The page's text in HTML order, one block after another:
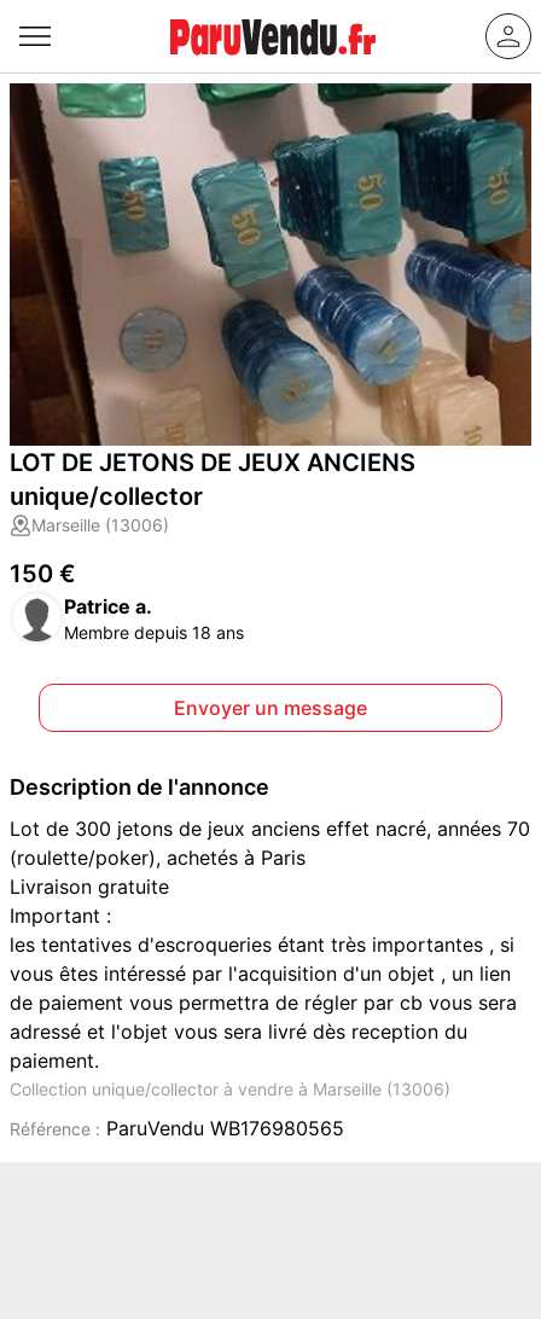
LOT DE JETONS DE JEUX ANCIENS
unique/collector
Marseille (13006)
150 €
Patrice a.
Membre depuis 18 ans
Envoyer un message
Description de l'annonce
Lot de 300 jetons de jeux anciens effet nacré, années 70
(roulette/poker), achetés à Paris
Livraison gratuite
Important :
les tentatives d'escroqueries étant très importantes , si
vous êtes intéressé par l'acquisition d'un objet , un lien
de paiement vous permettra de régler par cb vous sera
adressé et l'objet vous sera livré dès reception du
paiement.
Collection unique/collector à vendre à Marseille (13006)
Référence : ParuVendu WB176980565